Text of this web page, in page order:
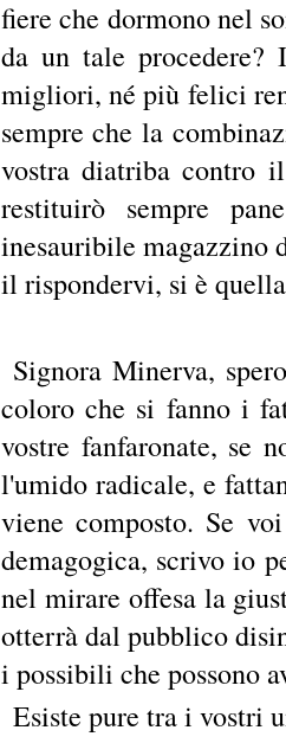
fiere che dormono nel
da un tale
migliori, né più felici
sempre che la
vostra diatriba contro
restituirò sempre
inesauribile magazzino
il rispondervi, si è
Signora Minerva,
coloro che si fanno i
vostre fanfaronate, se
l'umido radicale, e
viene composto. Se
demagogica, scrivo io
nel mirare offesa la
otterrà dal pubblico
i possibili che possono
Esiste pure tra i vostri